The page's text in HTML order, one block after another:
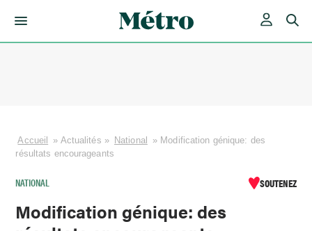
Accueil » Actualités » National » Modification génique: des
résultats encourageants
NATIONAL SOUTENEZ
Modification génique: des